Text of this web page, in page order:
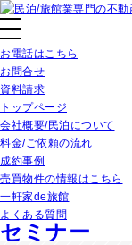
お電話はこちら
お問合せ
資料請求
トップページ
会社概要/民泊について
料金/ご依頼の流れ
成約事例
売買物件の情報はこちら
一軒家de旅館
よくある質問
セミナー